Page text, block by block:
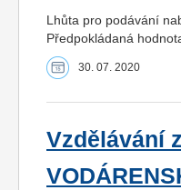
Lhůta pro podávání
Předpokládaná
30. 07. 2020
Vzdělávání